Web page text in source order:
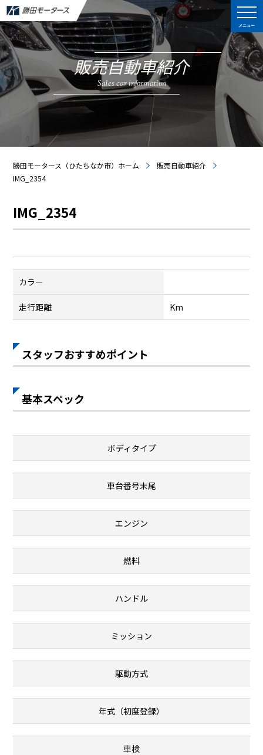
メニュー
販売自動車紹介
Sales car information
勝田モータース（ひたちなか市）ホーム
販売自動車紹介
IMG_2354
IMG_2354
カラー
走行距離 Km
スタッフおすすめポイント
基本スペック
ボディタイプ
車台番号末尾
エンジン
燃料
ハンドル
ミッション
駆動方式
年式（初度登録）
車検